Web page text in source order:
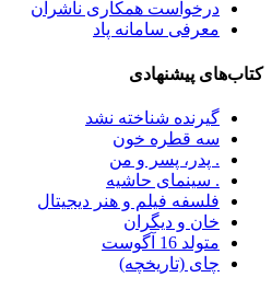
درخواست همکاری ناشران
معرفی سامانه پاد
کتاب‌های پیشنهادی
گیرنده شناخته نشد
سه قطره خون
. پدر، پسر و من
. سینمای حاشیه
فلسفه فیلم و هنر دیجیتال
خان و دیگران
متولد 16 آگوست
چای (تاریخچه)